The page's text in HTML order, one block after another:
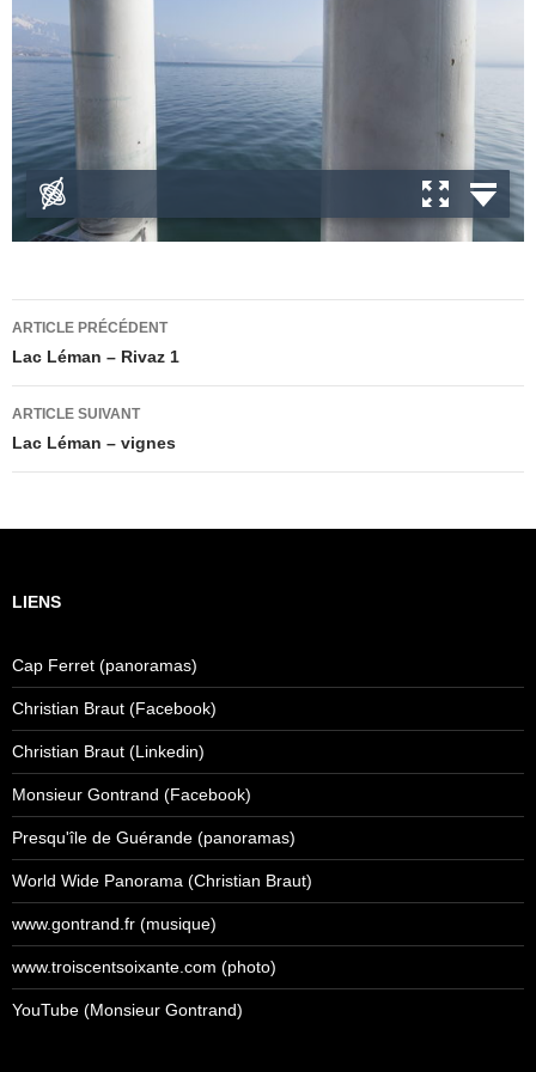
Navigation
des
articles
ARTICLE PRÉCÉDENT
Lac Léman – Rivaz 1
ARTICLE SUIVANT
Lac Léman – vignes
LIENS
Cap Ferret (panoramas)
Christian Braut (Facebook)
Christian Braut (Linkedin)
Monsieur Gontrand (Facebook)
Presqu'île de Guérande (panoramas)
World Wide Panorama (Christian Braut)
www.gontrand.fr (musique)
www.troiscentsoixante.com (photo)
YouTube (Monsieur Gontrand)